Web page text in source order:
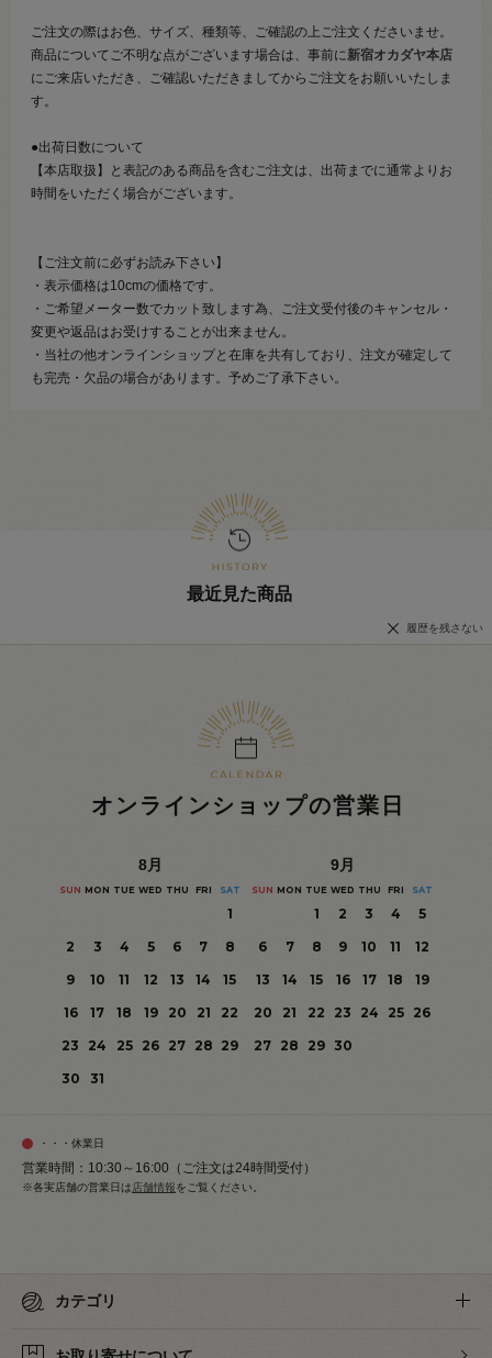
ご注文の際はお色、サイズ、種類等、ご確認の上ご注文くださいませ。
商品についてご不明な点がございます場合は、事前に新宿オカダヤ本店
にご来店いただき、ご確認いただきましてからご注文をお願いいたしま
す。
●出荷日数について
【本店取扱】と表記のある商品を含むご注文は、出荷までに通常よりお
時間をいただく場合がございます。
【ご注文前に必ずお読み下さい】
・表示価格は10cmの価格です。
・ご希望メーター数でカット致します為、ご注文受付後のキャンセル・
変更や返品はお受けすることが出来ません。
・当社の他オンラインショップと在庫を共有しており、注文が確定して
も完売・欠品の場合があります。予めご了承下さい。
最近見た商品
履歴を残さない
オンラインショップの営業日
8月
SUN MON TUE WED THU FRI SAT
1
2
3 4 5 6 7
8
9
10 11 12 13 14
15
16
17 18 19 20 21
22
23
24 25 26 27 28 29
30
31
9月
SUN MON TUE WED THU FRI SAT
1 2 3 4
5
6
7 8 9 10 11
12
13
14 15 16 17 18
19
20
21 22 23 24 25
26
27 28 29 30
・・・休業日
営業時間：10:30～16:00（ご注文は24時間受付）
※各実店舗の営業日は 店舗情報をご覧ください。
カテゴリ